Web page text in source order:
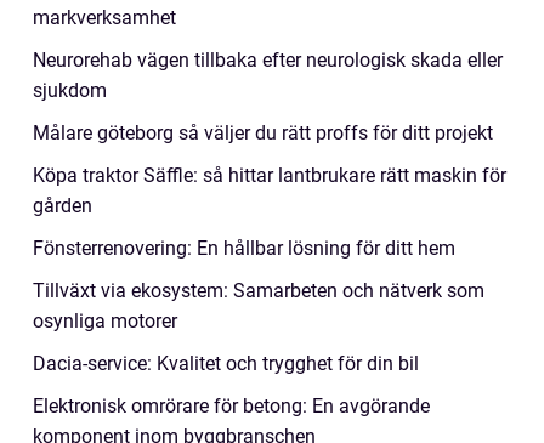
markverksamhet
Neurorehab vägen tillbaka efter neurologisk skada eller
sjukdom
Målare göteborg så väljer du rätt proffs för ditt projekt
Köpa traktor Säffle: så hittar lantbrukare rätt maskin för
gården
Fönsterrenovering: En hållbar lösning för ditt hem
Tillväxt via ekosystem: Samarbeten och nätverk som
osynliga motorer
Dacia-service: Kvalitet och trygghet för din bil
Elektronisk omrörare för betong: En avgörande
komponent inom byggbranschen